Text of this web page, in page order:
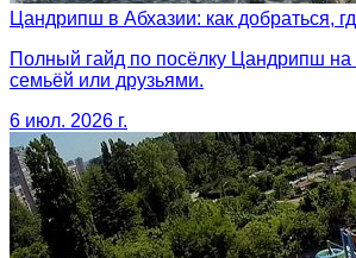
Цандрипш в Абхазии: как добраться,
Полный гайд по посёлку Цандрипш на
семьёй или друзьями.
6 июл. 2026 г.